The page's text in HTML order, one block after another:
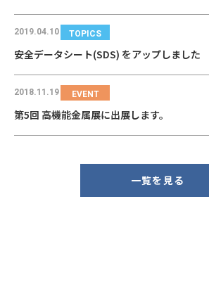
2019.04.10 TOPICS
安全データシート(SDS) をアップしました
2018.11.19 EVENT
第5回 高機能金属展に出展します。
一覧を見る